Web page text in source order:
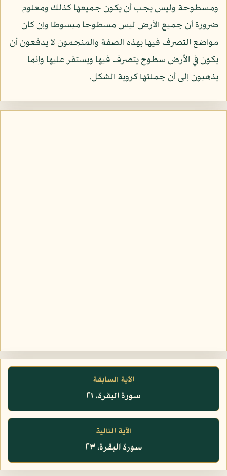
ومسطوحة وليس يجب أن يكون جميعها كذلك ومعلوم
ضرورة أن جميع الأرض ليس مسطوحا مبسوطا وإن كان
مواضع التصرف فيها بهذه الصفة والمنجمون لا يدفعون أن
يكون في الأرض سطوح يتصرف فيها ويستقر عليها وإنما
يذهبون إلى أن جملتها كروية الشكل.
الآية السابقة
سورة البقرة، ٢١
الآية التالية
سورة البقرة، ٢٣